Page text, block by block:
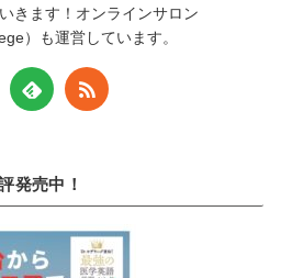
きます！オンラインサロン
）も運営しています。
発売中！